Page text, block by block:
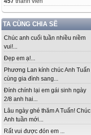
TA CÙNG CHIA SẼ
Chúc anh cuối tuần nhiều niềm
vui!...
Đẹp em ạ!...
Phương Lan kính chúc Anh Tuấn
cùng gia đình sang...
Đính chính lại em gái sinh ngày
2/8 anh hai...
Lâu ngày ghé thăm A Tuấn! Chúc
Anh tuần mới...
Rất vui được đón em ...